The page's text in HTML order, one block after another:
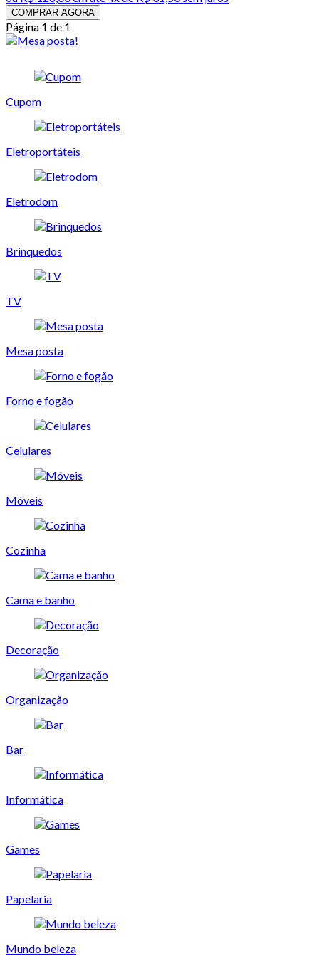
COMPRAR AGORA
Página 1 de 1
Cupom
Eletroportáteis
Eletrodom
Brinquedos
TV
Mesa posta
Forno e fogão
Celulares
Móveis
Cozinha
Cama e banho
Decoração
Organização
Bar
Informática
Games
Papelaria
Mundo beleza